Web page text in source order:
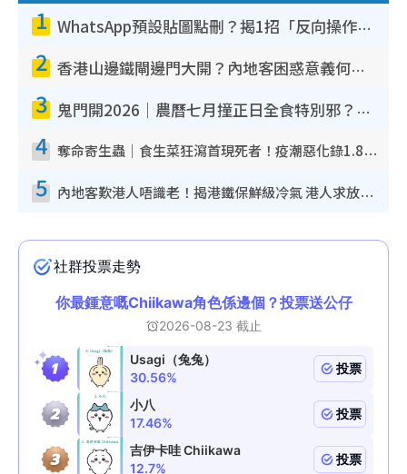
1 WhatsApp預設貼圖點刪？揭1招「反向操作」還原簡潔介面 附3步實測教學
2 香港山邊鐵閘邊門大開？內地客困惑意義何在！網民神回覆：呢種叫法理性防禦
3 鬼門開2026｜農曆七月撞正日全食特別邪？專家警告切忌做一事！揭4大禁忌+2招保平安
4 奪命寄生蟲｜食生菜狂瀉首現死者！疫潮惡化錄1.8萬宗病例 揭洗菜3大謬誤
5 內地客歎港人唔識老！揭港鐵保鮮級冷氣 港人求放過：咪投訴